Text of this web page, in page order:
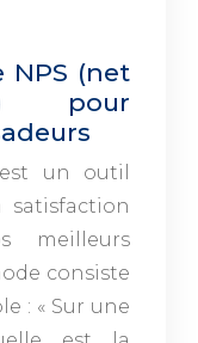
NPS (net
pour
un outil
satisfaction
meilleurs
consiste
: « Sur une